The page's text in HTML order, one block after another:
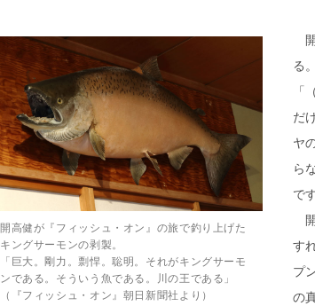
開高健が『フィッシュ・オン』の旅で釣り上げた
キングサーモンの剥製。
「巨大。剛力。剽悍。聡明。それがキングサーモ
ンである。そういう魚である。川の王である」
（『フィッシュ・オン』朝日新聞社より）
開
る。
「
だ
ヤ
ら
で
開
す
プ
の